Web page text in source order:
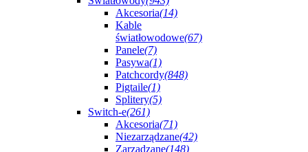
Akcesoria(14)
Kable
światłowodowe(67)
Panele(7)
Pasywa(1)
Patchcordy(848)
Pigtaile(1)
Splitery(5)
Switch-e(261)
Akcesoria(71)
Niezarządzane(42)
Zarządzane(148)